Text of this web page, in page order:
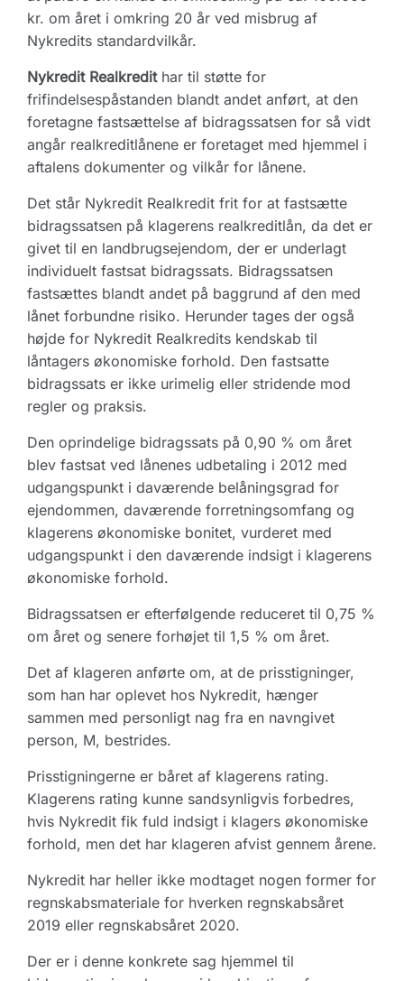
kr. om året i omkring 20 år ved misbrug af
Nykredits standardvilkår.
Nykredit Realkredithar til støtte for
frifindelsespåstanden blandt andet anført, at den
foretagne fastsættelse af bidragssatsen for så vidt
angår realkreditlånene er foretaget med hjemmel i
aftalens dokumenter og vilkår for lånene.
Det står Nykredit Realkredit frit for at fastsætte
bidragssatsen på klagerens realkreditlån, da det er
givet til en landbrugsejendom, der er underlagt
individuelt fastsat bidragssats. Bidragssatsen
fastsættes blandt andet på baggrund af den med
lånet forbundne risiko. Herunder tages der også
højde for Nykredit Realkredits kendskab til
låntagers økonomiske forhold. Den fastsatte
bidragssats er ikke urimelig eller stridende mod
regler og praksis.
Den oprindelige bidragssats på 0,90 % om året
blev fastsat ved lånenes udbetaling i 2012 med
udgangspunkt i daværende belåningsgrad for
ejendommen, daværende forretningsomfang og
klagerens økonomiske bonitet, vurderet med
udgangspunkt i den daværende indsigt i klagerens
økonomiske forhold.
Bidragssatsen er efterfølgende reduceret til 0,75 %
om året og senere forhøjet til 1,5 % om året.
Det af klageren anførte om, at de prisstigninger,
som han har oplevet hos Nykredit, hænger
sammen med personligt nag fra en navngivet
person, M, bestrides.
Prisstigningerne er båret af klagerens rating.
Klagerens rating kunne sandsynligvis forbedres,
hvis Nykredit fik fuld indsigt i klagers økonomiske
forhold, men det har klageren afvist gennem årene.
Nykredit har heller ikke modtaget nogen former for
regnskabsmateriale for hverken regnskabsåret
2019 eller regnskabsåret 2020.
Der er i denne konkrete sag hjemmel til